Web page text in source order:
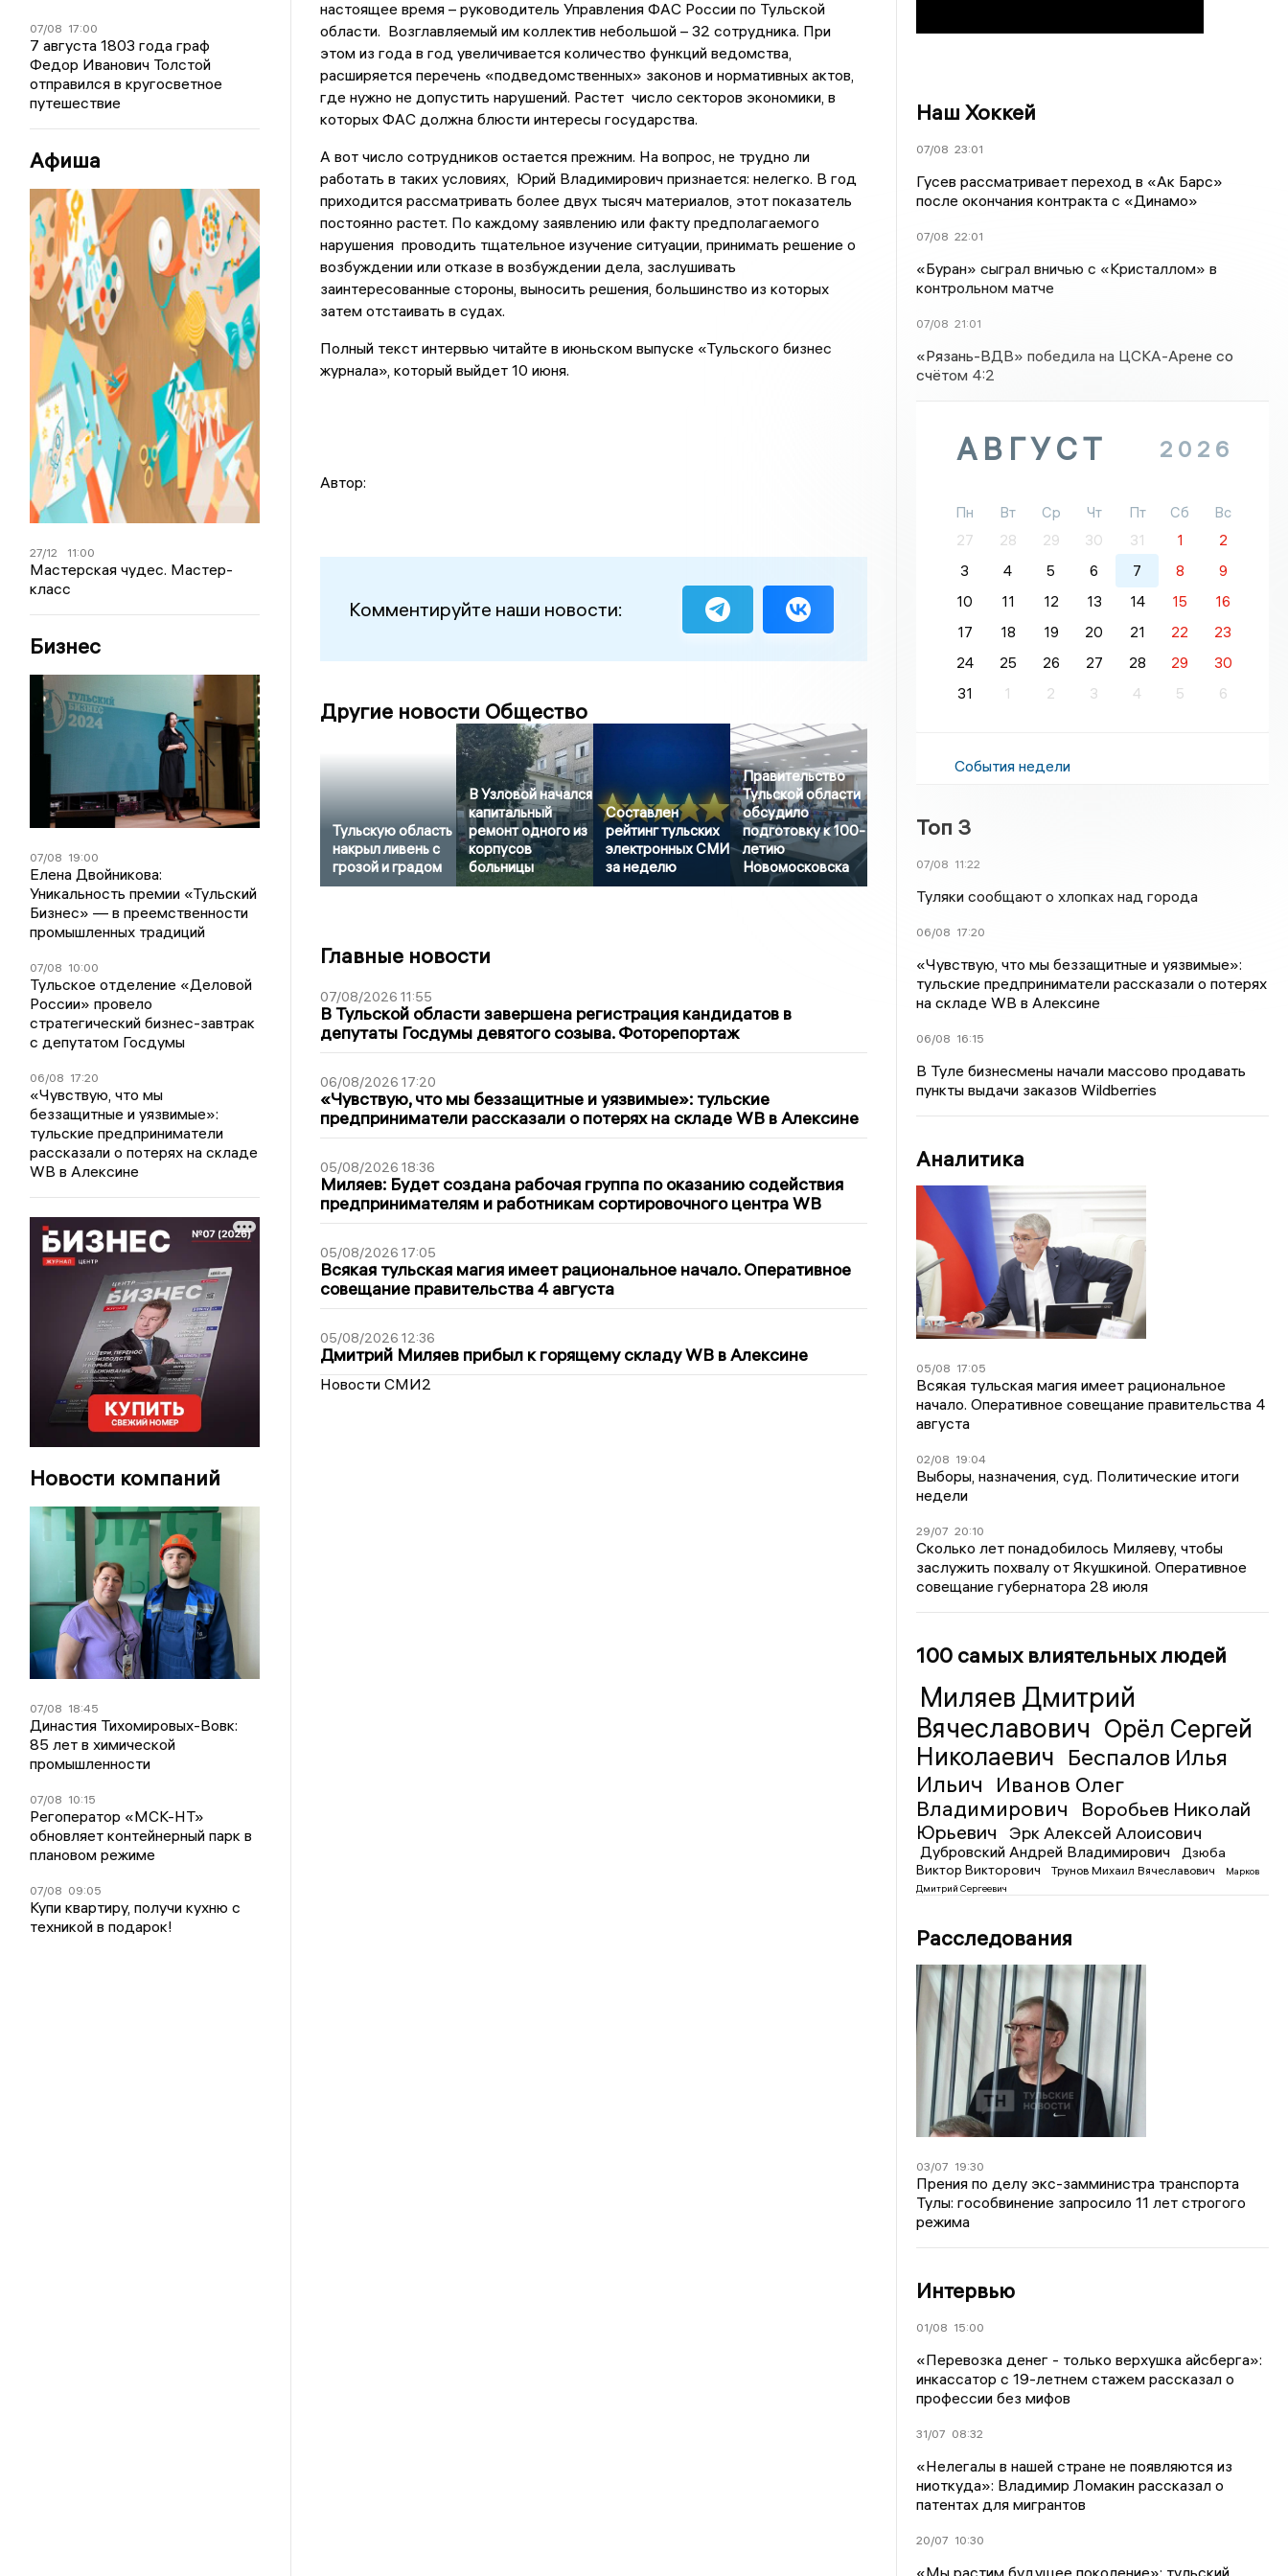
07/08 17:00
7 августа 1803 года граф
Федор Иванович Толстой
отправился в кругосветное
путешествие
Афиша
27/12 11:00
Мастерская чудес. Мастер-
класс
Бизнес
07/08 19:00
Елена Двойникова:
Уникальность премии «Тульский
Бизнес» — в преемственности
промышленных традиций
07/08 10:00
Тульское отделение «Деловой
России» провело
стратегический бизнес-завтрак
с депутатом Госдумы
06/08 17:20
«Чувствую, что мы
беззащитные и уязвимые»:
тульские предприниматели
рассказали о потерях на складе
WB в Алексине
Новости компаний
07/08 18:45
Династия Тихомировых-Вовк:
85 лет в химической
промышленности
07/08 10:15
Регоператор «МСК-НТ»
обновляет контейнерный парк в
плановом режиме
07/08 09:05
Купи квартиру, получи кухню с
техникой в подарок!
настоящее время – руководитель Управления ФАС России по Тульской
области. Возглавляемый им коллектив небольшой – 32 сотрудника. При
этом из года в год увеличивается количество функций ведомства,
расширяется перечень «подведомственных» законов и нормативных актов,
где нужно не допустить нарушений. Растет число секторов экономики, в
которых ФАС должна блюсти интересы государства.
А вот число сотрудников остается прежним. На вопрос, не трудно ли
работать в таких условиях, Юрий Владимирович признается: нелегко. В год
приходится рассматривать более двух тысяч материалов, этот показатель
постоянно растет. По каждому заявлению или факту предполагаемого
нарушения проводить тщательное изучение ситуации, принимать решение о
возбуждении или отказе в возбуждении дела, заслушивать
заинтересованные стороны, выносить решения, большинство из которых
затем отстаивать в судах.
Полный текст интервью читайте в июньском выпуске «Тульского бизнес
журнала», который выйдет 10 июня.
Автор:
Комментируйте наши новости:
Другие новости Общество
Тульскую область
накрыл ливень с
грозой и градом
В Узловой начался
капитальный
ремонт одного из
корпусов
больницы
Составлен
рейтинг тульских
электронных СМИ
за неделю
Правительство
Тульской области
обсудило
подготовку к 100-
летию
Новомосковска
Главные новости
07/08/2026 11:55
В Тульской области завершена регистрация кандидатов в
депутаты Госдумы девятого созыва. Фоторепортаж
06/08/2026 17:20
«Чувствую, что мы беззащитные и уязвимые»: тульские
предприниматели рассказали о потерях на складе WB в Алексине
05/08/2026 18:36
Миляев: Будет создана рабочая группа по оказанию содействия
предпринимателям и работникам сортировочного центра WB
05/08/2026 17:05
Всякая тульская магия имеет рациональное начало. Оперативное
совещание правительства 4 августа
05/08/2026 12:36
Дмитрий Миляев прибыл к горящему складу WB в Алексине
Новости СМИ2
Наш Хоккей
07/08 23:01
Гусев рассматривает переход в «Ак Барс»
после окончания контракта с «Динамо»
07/08 22:01
«Буран» сыграл вничью с «Кристаллом» в
контрольном матче
07/08 21:01
«Рязань-ВДВ» победила на ЦСКА-Арене со
счётом 4:2
АВГУСТ 2026
Пн Вт Ср Чт Пт Сб
Вс
27
28 29 30 31 1
2
3
4 5 6 7 8
9
10
11 12 13 14 15
16
17
18 19 20 21 22
23
24
25 26 27 28 29
30
31
1 2 3 4 5 6
События недели
Топ 3
07/08 11:22
Туляки сообщают о хлопках над города
06/08 17:20
«Чувствую, что мы беззащитные и уязвимые»:
тульские предприниматели рассказали о потерях
на складе WB в Алексине
06/08 16:15
В Туле бизнесмены начали массово продавать
пункты выдачи заказов Wildberries
Аналитика
05/08 17:05
Всякая тульская магия имеет рациональное
начало. Оперативное совещание правительства 4
августа
02/08 19:04
Выборы, назначения, суд. Политические итоги
недели
29/07 20:10
Сколько лет понадобилось Миляеву, чтобы
заслужить похвалу от Якушкиной. Оперативное
совещание губернатора 28 июля
100 самых влиятельных людей
Миляев Дмитрий
Вячеславович Орёл Сергей
Николаевич Беспалов Илья
Ильич
Иванов Олег
Владимирович
Воробьев Николай
Юрьевич
Эрк Алексей Алоисович
Дубровский Андрей Владимирович
Дзюба
Виктор Викторович
Трунов Михаил Вячеславович
Марков
Дмитрий Сергеевич
Расследования
03/07 19:30
Прения по делу экс-замминистра транспорта
Тулы: гособвинение запросило 11 лет строгого
режима
Интервью
01/08 15:00
«Перевозка денег - только верхушка айсберга»:
инкассатор с 19-летнем стажем рассказал о
профессии без мифов
31/07 08:32
«Нелегалы в нашей стране не появляются из
ниоткуда»: Владимир Ломакин рассказал о
патентах для мигрантов
20/07 10:30
«Мы растим будущее поколение»: тульский